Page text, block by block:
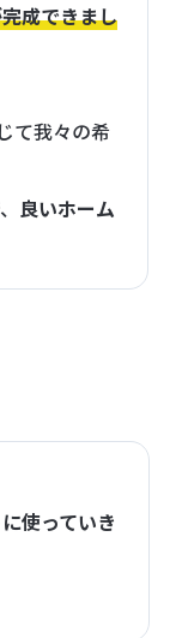
成できまし
て我々の希
良いホーム
使っていき